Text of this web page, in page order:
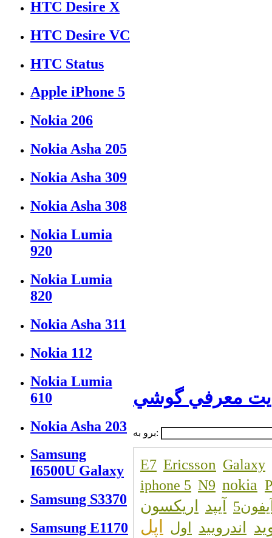
HTC Desire X
HTC Desire VC
HTC Status
Apple iPhone 5
Nokia 206
Nokia Asha 205
Nokia Asha 309
Nokia Asha 308
Nokia Lumia
920
Nokia Lumia
820
Nokia Asha 311
Nokia 112
Nokia Lumia
610
Nokia Asha 203
Samsung
I6500U Galaxy
Samsung S3370
Samsung E1170
معرفي گوشي
برو به:
E7 Ericsson Galaxy
iphone 5 N9 nokia
آیپد اریکسون
اندرویید اول اپل